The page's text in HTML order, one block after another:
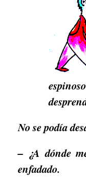
No se podía
– ¿A dónde
enfadado.